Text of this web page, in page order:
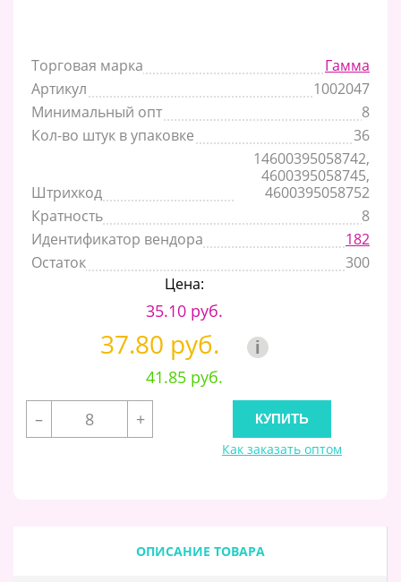
Торговая марка
Гамма
Артикул
1002047
Минимальный опт
8
Кол-во штук в упаковке
36
Штрихкод
14600395058742,
4600395058745,
4600395058752
Кратность
8
Идентификатор вендора
182
Остаток
300
Цена:
35.10 руб.
37.80 руб. i
41.85 руб.
–
+
Как заказать оптом
ОПИСАНИЕ ТОВАРА